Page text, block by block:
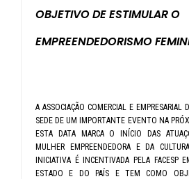
OBJETIVO DE ESTIMULAR O
EMPREENDEDORISMO
A ASSOCIAÇÃO COMERCIAL E EMPRESARIAL
SEDE DE UM IMPORTANTE EVENTO NA
ESTA DATA MARCA O INÍCIO DAS
MULHER EMPREENDEDORA E DA
INICIATIVA É INCENTIVADA PELA FACESP
ESTADO E DO PAÍS E TEM COMO